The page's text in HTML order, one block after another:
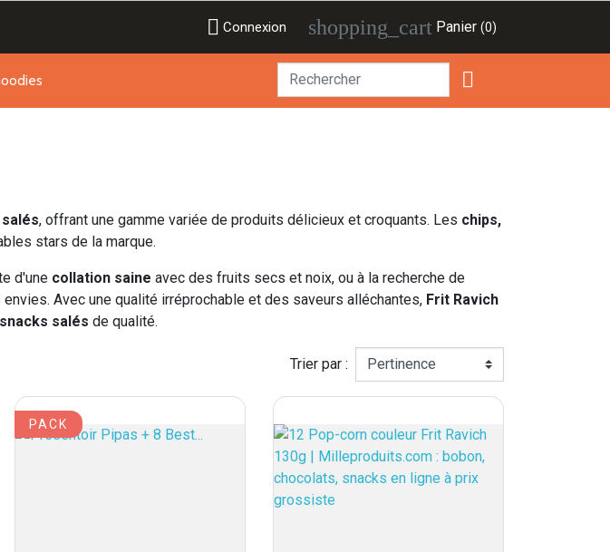
 Connexion shopping_cart Panier (0)

, offrant une gamme variée de produits délicieux et croquants. Les chips,
stars de la marque.
d'une collation saine avec des fruits secs et noix, ou à la recherche de
Avec une qualité irréprochable et des saveurs alléchantes, Frit Ravich
snacks salés de qualité.
Trier par :
PACK